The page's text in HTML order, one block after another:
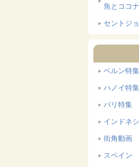
魚とココ
セントジ
ベルン特集
ハノイ特集
バリ特集
インドネ
街角動画
スペイン